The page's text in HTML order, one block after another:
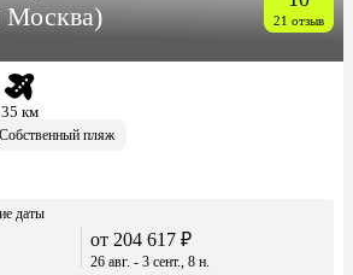
Москва)
21 отзыв
35 км
Собственный пляж
даты
от 204 617 ₽
26 авг. - 3 сент., 8 н.